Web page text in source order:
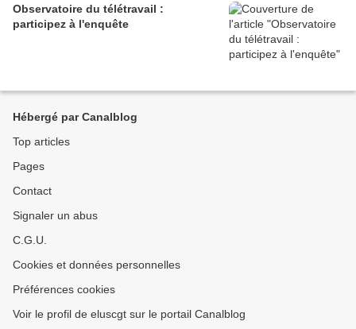
Observatoire du télétravail :
participez à l'enquête
Hébergé par Canalblog
Top articles
Pages
Contact
Signaler un abus
C.G.U.
Cookies et données personnelles
Préférences cookies
Voir le profil de eluscgt sur le portail Canalblog